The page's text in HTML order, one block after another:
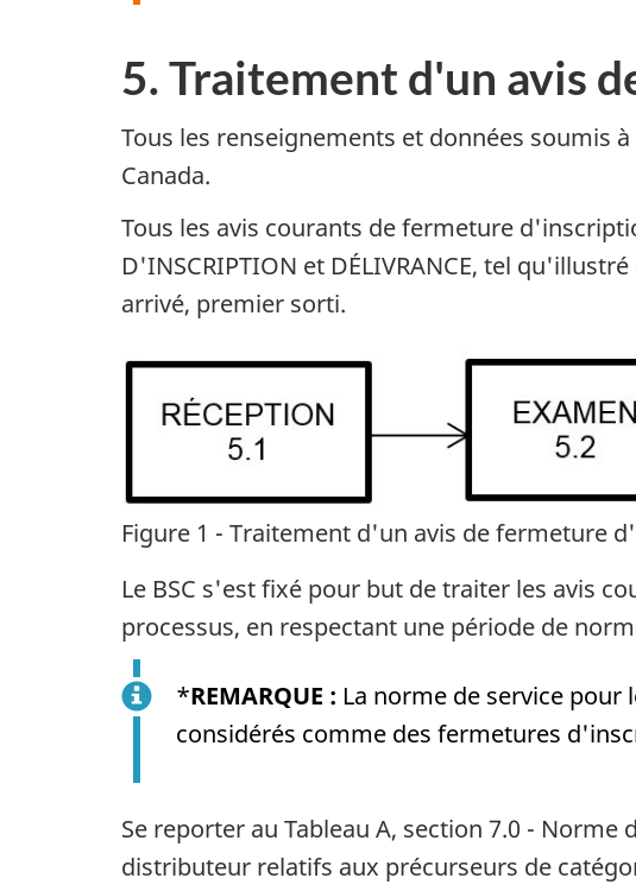
5. Traitement d'un avis
Tous les renseignements et données
Canada.
Tous les avis courants de fermeture
D'INSCRIPTION et DÉLIVRANCE, tel
arrivé, premier sorti.
Figure 1 - Traitement d'un avis de fermeture
Le BSC s'est fixé pour but de traiter les avis
processus, en respectant une période de
*REMARQUE : La norme de service
considérés comme des fermetures
Se reporter au Tableau A, section 7.0 -
distributeur relatifs aux précurseurs de